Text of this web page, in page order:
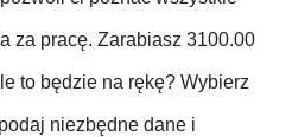
za pracę. Zarabiasz 3100.00
to będzie na rękę? Wybierz
niezbędne dane i